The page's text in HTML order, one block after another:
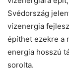
Svédország
vízenergia
építhet ezekre a
energia hosszú
sorolta.